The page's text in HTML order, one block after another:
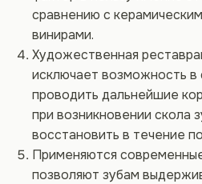
сравнению с
винирами.
Художественная
исключает возможность
проводить дальнейшие
при возникновении скола
восстановить в течение
Применяются
позволяют зубам